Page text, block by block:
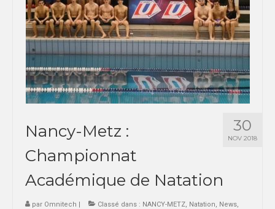
PALMARÈS
PARTENAIRES
30
NOV 2018
Nancy-Metz :
Championnat
Académique de Natation
par Omnitech | Classé dans : NANCY-METZ, Natation, News,